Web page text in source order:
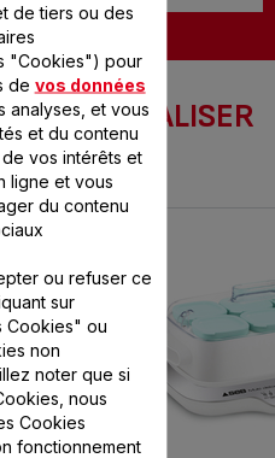
POUR RÉALISER
de tiers ou des
"Cookies") pour
de vos données
analyses, et vous
et du contenu
vos intérêts et
ligne et vous
du contenu
ou refuser ce
sur
Cookies" ou
non
noter que si
nous
Cookies
fonctionnement